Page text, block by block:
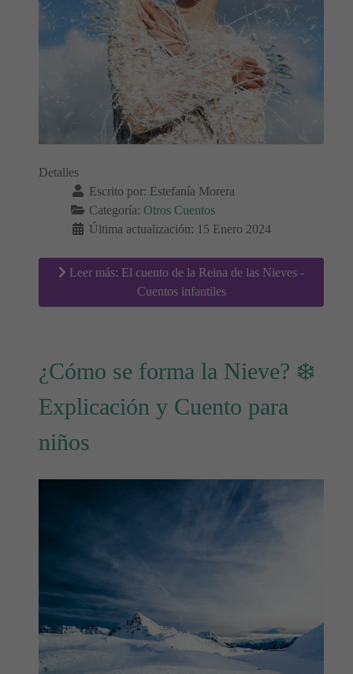
Detalles
Escrito por: Estefanía Morera
Categoría: Otros Cuentos
Última actualización: 15 Enero 2024
Leer más: El cuento de la Reina de las Nieves -
Cuentos infantiles
¿Cómo se forma la Nieve? ❄️
Explicación y Cuento para
niños